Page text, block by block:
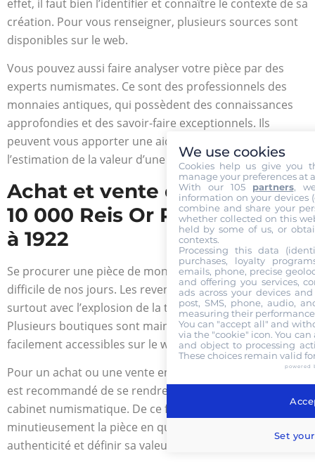
effet, il faut bien l’identifier et connaître le contexte de sa
création. Pour vous renseigner, plusieurs sources sont
disponibles sur le web.
Vous pouvez aussi faire analyser votre pièce par des
experts numismates. Ce sont des professionnels des
monnaies antiques, qui possèdent des connaissances
approfondies et des savoir-faire exceptionnels. Ils
peuvent vous apporter une aide précieuse dans
l’estimation de la valeur d’une pièce.
Achat et vente d’une pièce
10 000 Reis Or Pedro II 1889
à 1922
Se procurer une pièce de monnaie antique n’est plus
difficile de nos jours. Les revendeurs se font nombreux,
surtout avec l’explosion de la technologie et d’internet.
Plusieurs boutiques sont maintenant disponibles et
facilement accessibles sur le web.
Pour un achat ou une vente en bonne et due forme, il
est recommandé de se rendre directement dans un
cabinet numismatique. De ce fait, un expert peut étudier
minutieusement la pièce en question, confirmer son
authenticité et définir sa valeur exacte.
We use cookies
Cookies help us give you
manage your preferences at
With our 105 partners,
information on your devices
combine and share your
whether collected on this
held by some of us, or
contexts.
Processing this data
purchases, loyalty
emails, phone, precise
and offering you services,
ads across your devices
post, SMS, phone, audio,
measuring their
You can "accept all" and
via the "cookie" icon. You
and object to processing
These choices remain valid
powered
Set